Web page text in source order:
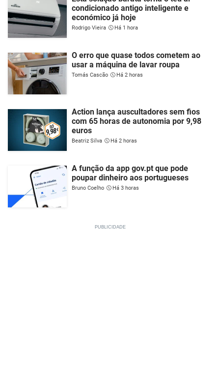
condicionado antigo inteligente e
económico já hoje
Rodrigo Vieira Há 1 hora
O erro que quase todos cometem ao
usar a máquina de lavar roupa
Tomás Cascão Há 2 horas
Action lança auscultadores sem fios
com 65 horas de autonomia por 9,98
euros
Beatriz Silva Há 2 horas
A função da app gov.pt que pode
poupar dinheiro aos portugueses
Bruno Coelho Há 3 horas